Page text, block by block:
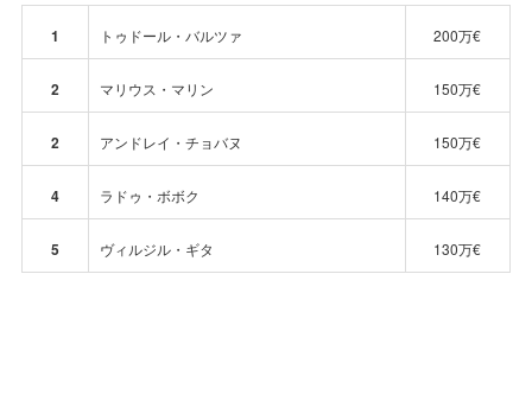
1 トゥドール・バルツァ 200万€
2 マリウス・マリン 150万€
2 アンドレイ・チョバヌ 150万€
4 ラドゥ・ボボク 140万€
5 ヴィルジル・ギタ 130万€